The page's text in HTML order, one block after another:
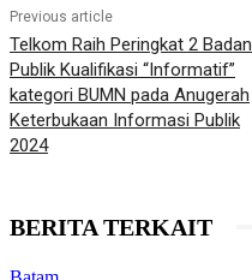
Previous article
Telkom Raih Peringkat 2 Badan
Publik Kualifikasi “Informatif”
kategori BUMN pada Anugerah
Keterbukaan Informasi Publik
2024
BERITA TERKAIT